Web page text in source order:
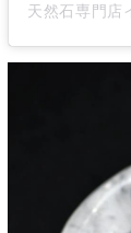
天然石専門店